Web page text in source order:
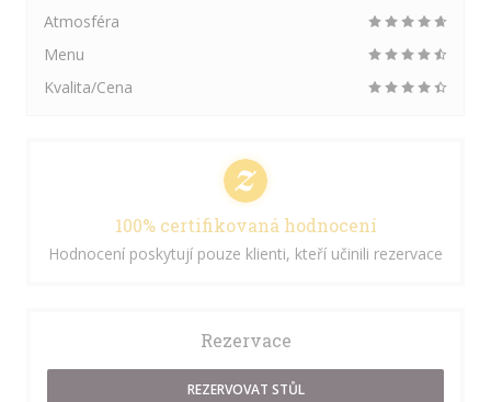
Atmosféra
Menu
Kvalita/Cena
100% certifikovaná hodnocení
Hodnocení poskytují pouze klienti, kteří učinili rezervace
Rezervace
REZERVOVAT STŮL